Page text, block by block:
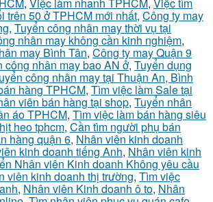
, Việc làm nhanh TPHCM, Việc tìm
trên 50 ở TPHCM mới nhất, Công ty may
, Tuyển công nhân may thời vụ tại
nhân may không cần kinh nghiệm,
may Bình Tân, Công ty may Quận 9
công nhân may bao AN ở, Tuyển dụng
công nhân may tại Thuận An, Bình
hàng TPHCM, Tìm việc làm Sale tại
viên bán hàng tại shop, Tuyển nhân
áo TPHCM, Tìm việc làm bán hàng siêu
heo tphcm, Cần tìm người phụ bán
hàng quận 6, Nhân viên kinh doanh
kinh doanh tiếng Anh, Nhân viên kinh
Nhân viên Kinh doanh Không yêu cầu
viên kinh doanh thị trường, Tìm việc
, Nhân viên Kinh doanh ô to, Nhân